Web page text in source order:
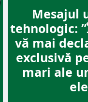
Mesajul
tehnologic:
vă mai
exclusivă
mari ale